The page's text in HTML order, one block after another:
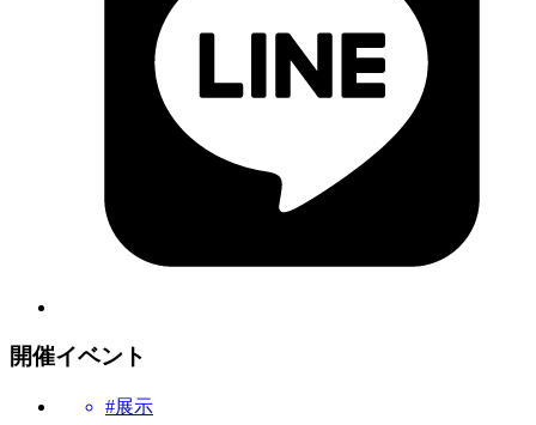
開催イベント
#展示